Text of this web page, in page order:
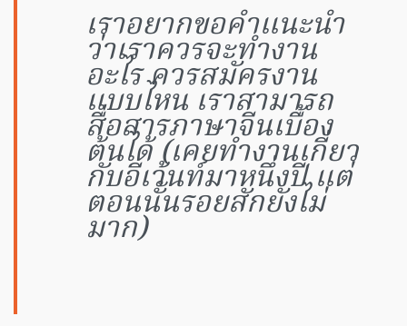
เราอยากขอคำแนะนำ
ว่าเราควรจะทำงาน
อะไร ควรสมัครงาน
แบบไหน เราสามารถ
สื่อสารภาษาจีนเบื้อง
ต้นได้ (เคยทำงานเกี่ยว
กับอีเว้นท์มาหนึ่งปี แต่
ตอนนั้นรอยสักยังไม่
มาก)